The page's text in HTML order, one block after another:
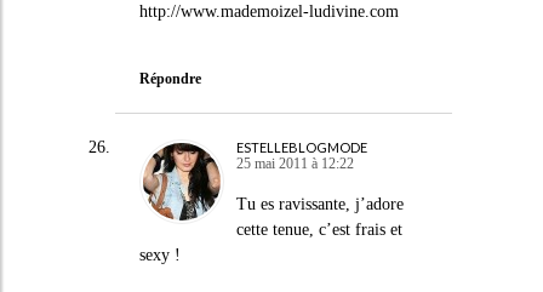
http://www.mademoizel-ludivine.com
Répondre
ESTELLEBLOGMODE
25 mai 2011 à 12:22
Tu es ravissante, j’adore
cette tenue, c’est frais et
sexy !